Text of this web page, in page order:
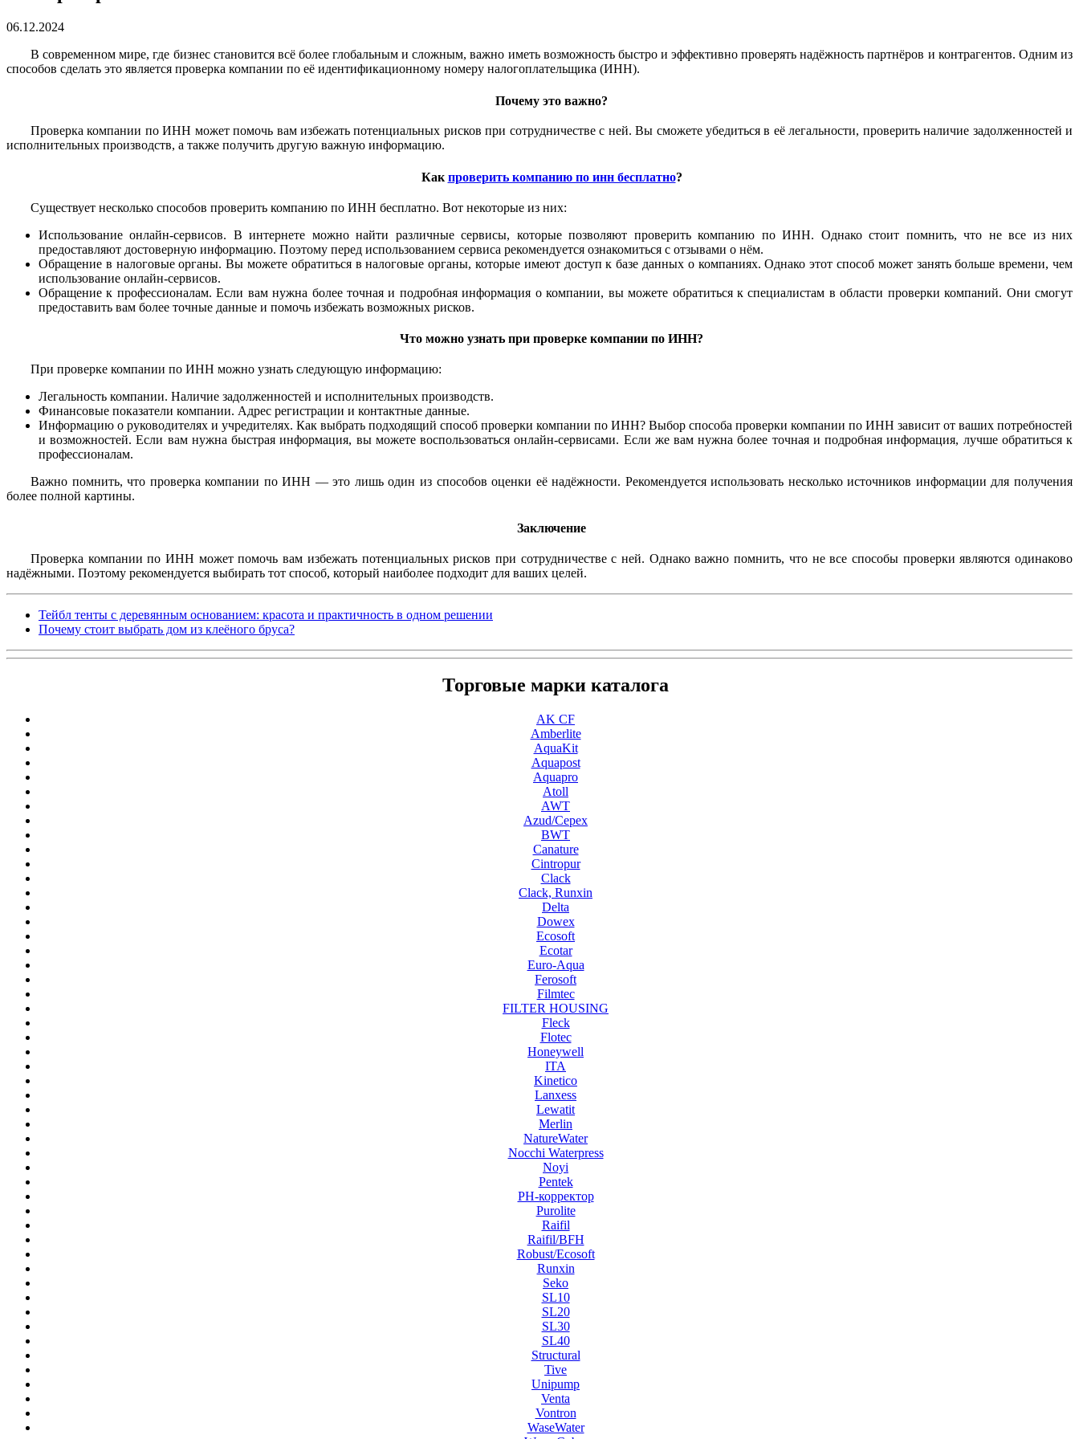
06.12.2024
В современном мире, где бизнес становится всё более глобальным и сложным, важно иметь возможность быстро и эффективно проверять надёжность партнёров и контрагентов. Одним из
способов сделать это является проверка компании по её идентификационному номеру налогоплательщика (ИНН).
Почему это важно?
Проверка компании по ИНН может помочь вам избежать потенциальных рисков при сотрудничестве с ней. Вы сможете убедиться в её легальности, проверить наличие задолженностей и
исполнительных производств, а также получить другую важную информацию.
Как проверить компанию по инн бесплатно?
Существует несколько способов проверить компанию по ИНН бесплатно. Вот некоторые из них:
Использование онлайн-сервисов. В интернете можно найти различные сервисы, которые позволяют проверить компанию по ИНН. Однако стоит помнить, что не все из них
предоставляют достоверную информацию. Поэтому перед использованием сервиса рекомендуется ознакомиться с отзывами о нём.
Обращение в налоговые органы. Вы можете обратиться в налоговые органы, которые имеют доступ к базе данных о компаниях. Однако этот способ может занять больше времени, чем
использование онлайн-сервисов.
Обращение к профессионалам. Если вам нужна более точная и подробная информация о компании, вы можете обратиться к специалистам в области проверки компаний. Они смогут
предоставить вам более точные данные и помочь избежать возможных рисков.
Что можно узнать при проверке компании по ИНН?
При проверке компании по ИНН можно узнать следующую информацию:
Легальность компании. Наличие задолженностей и исполнительных производств.
Финансовые показатели компании. Адрес регистрации и контактные данные.
Информацию о руководителях и учредителях. Как выбрать подходящий способ проверки компании по ИНН? Выбор способа проверки компании по ИНН зависит от ваших потребностей
и возможностей. Если вам нужна быстрая информация, вы можете воспользоваться онлайн-сервисами. Если же вам нужна более точная и подробная информация, лучше обратиться к
профессионалам.
Важно помнить, что проверка компании по ИНН — это лишь один из способов оценки её надёжности. Рекомендуется использовать несколько источников информации для получения
более полной картины.
Заключение
Проверка компании по ИНН может помочь вам избежать потенциальных рисков при сотрудничестве с ней. Однако важно помнить, что не все способы проверки являются одинаково
надёжными. Поэтому рекомендуется выбирать тот способ, который наиболее подходит для ваших целей.
Тейбл тенты с деревянным основанием: красота и практичность в одном решении
Почему стоит выбрать дом из клеёного бруса?
Торговые марки каталога
AK CF
Amberlite
AquaKit
Aquapost
Aquapro
Atoll
AWT
Azud/Cepex
BWT
Canature
Cintropur
Clack
Clack, Runxin
Delta
Dowex
Ecosoft
Ecotar
Euro-Aqua
Ferosoft
Filmtec
FILTER HOUSING
Fleck
Flotec
Honeywell
ITA
Kinetico
Lanxess
Lewatit
Merlin
NatureWater
Nocchi Waterpress
Noyi
Pentek
PH-корректор
Purolite
Raifil
Raifil/BFH
Robust/Ecosoft
Runxin
Seko
SL10
SL20
SL30
SL40
Structural
Tive
Unipump
Venta
Vontron
WaseWater